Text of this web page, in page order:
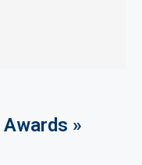
»